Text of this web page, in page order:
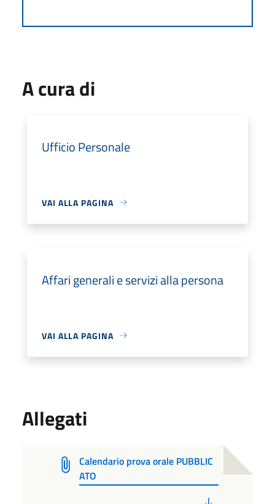
A cura di
Ufficio Personale
VAI ALLA PAGINA
Affari generali e servizi alla persona
VAI ALLA PAGINA
Allegati
Calendario prova orale PUBBLIC
ATO